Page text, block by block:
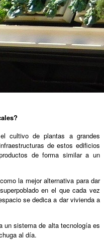
cultivo de plantas a grandes
de estos edificios
de forma similar a un
la mejor alternativa para dar
en el que cada vez
se dedica a dar vivienda a
un sistema de alta tecnología es
al día.